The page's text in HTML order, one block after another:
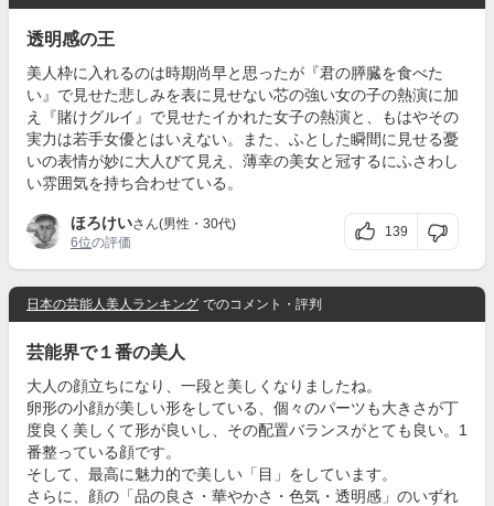
透明感の王
美人枠に入れるのは時期尚早と思ったが『君の膵臓を食べた
い』で見せた悲しみを表に見せない芯の強い女の子の熱演に加
え『賭けグルイ』で見せたイかれた女子の熱演と、もはやその
実力は若手女優とはいえない。また、ふとした瞬間に見せる憂
いの表情が妙に大人びて見え、薄幸の美女と冠するにふさわし
い雰囲気を持ち合わせている。
ほろけいさん(男性・30代)
6位の評価
139
日本の芸能人美人ランキング でのコメント・評判
芸能界で１番の美人
大人の顔立ちになり、一段と美しくなりましたね。
卵形の小顔が美しい形をしている、個々のパーツも大きさが丁
度良く美しくて形が良いし、その配置バランスがとても良い。1
番整っている顔です。
そして、最高に魅力的で美しい「目」をしています。
さらに、顔の「品の良さ・華やかさ・色気・透明感」のいずれ